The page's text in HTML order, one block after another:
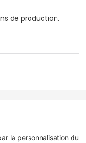
de production.
la personnalisation du